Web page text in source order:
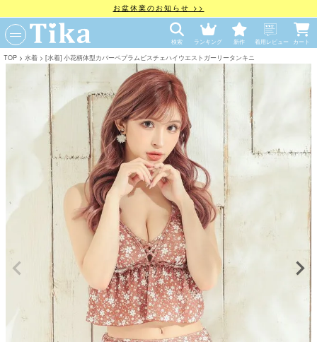
お盆休業のお知らせ >>
検索 ランキング 新作 着用レビュー カート
TOP 水着 [水着] 小花柄体型カバーペプラムビスチェハイウエストガーリータンキニ